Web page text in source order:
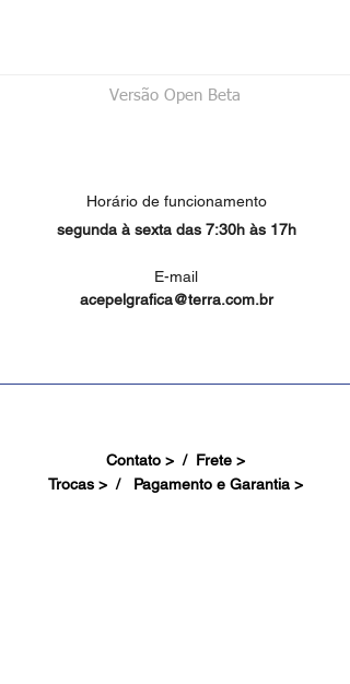
Versão Open Beta
Horário de funcionamento
segunda à sexta das 7:30h às 17h
E-mail
acepelgrafica@terra.com.br
Contato > / Frete >
Trocas > / Pagamento e Garantia >